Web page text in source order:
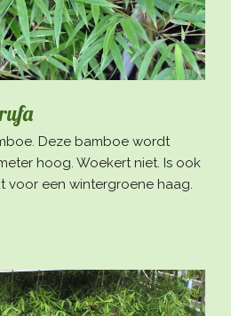
Deze bamboe wordt
hoog. Woekert niet. Is ook
voor een wintergroene haag.